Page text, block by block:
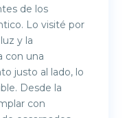
de los
Lo visité por
y la
con una
justo al lado, lo
Desde la
con